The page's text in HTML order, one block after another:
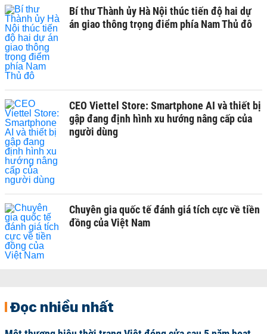
Bí thư Thành ủy Hà Nội thúc tiến độ hai dự
án giao thông trọng điểm phía Nam Thủ đô
CEO Viettel Store: Smartphone AI và thiết bị
gập đang định hình xu hướng nâng cấp của
người dùng
Chuyên gia quốc tế đánh giá tích cực về tiền
đồng của Việt Nam
Đọc nhiều nhất